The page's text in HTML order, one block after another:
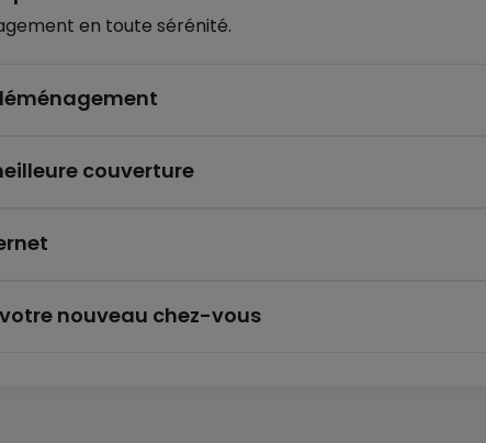
en toute sérénité.
couverture
nouveau chez-vous